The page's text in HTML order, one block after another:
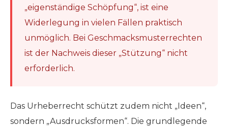
„eigenständige Schöpfung“, ist eine
Widerlegung in vielen Fällen praktisch
unmöglich. Bei Geschmacksmusterrechten
ist der Nachweis dieser „Stützung“ nicht
erforderlich.
Das Urheberrecht schützt zudem nicht „Ideen“,
sondern „Ausdrucksformen“. Die grundlegende